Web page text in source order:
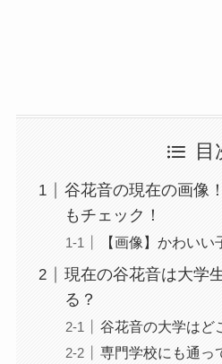
目
谷花音の現在の画像
もチェック！
【画像】かわいい
現在の谷花音は大学
る？
谷花音の大学はど
専門学校にも通っ